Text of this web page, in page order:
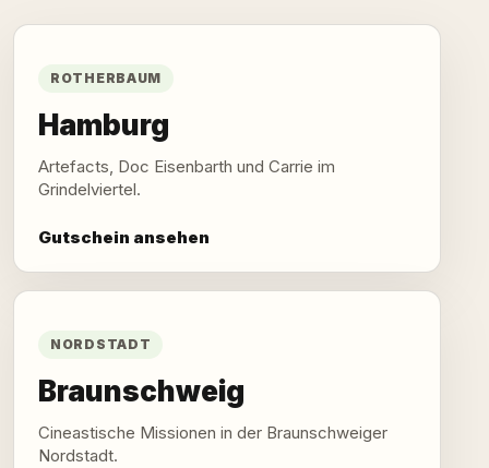
ROTHERBAUM
Hamburg
Artefacts, Doc Eisenbarth und Carrie im
Grindelviertel.
Gutschein ansehen
NORDSTADT
Braunschweig
Cineastische Missionen in der Braunschweiger
Nordstadt.